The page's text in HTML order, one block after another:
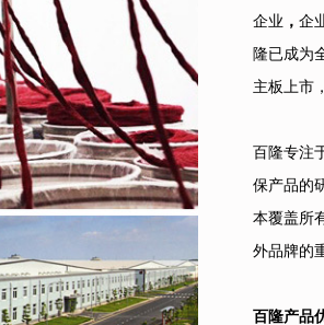
企业 ， 企
隆已成为
主板上市，
百隆专注
保产品的
本覆盖所
外品牌的
百隆产品